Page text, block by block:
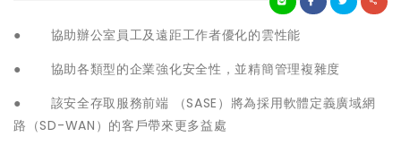
● 協助辦公室員工及遠距工作者優化的雲性能
● 協助各類型的企業強化安全性，並精簡管理複雜度
● 該安全存取服務前端 （SASE）將為採用軟體定義廣域網
路（SD-WAN）的客戶帶來更多益處